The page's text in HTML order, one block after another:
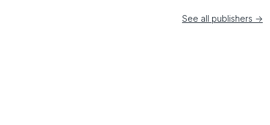
See all publishers ->